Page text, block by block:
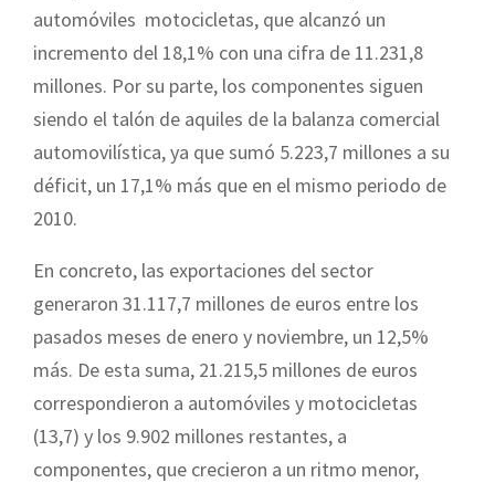
automóviles motocicletas, que alcanzó un
incremento del 18,1% con una cifra de 11.231,8
millones. Por su parte, los componentes siguen
siendo el talón de aquiles de la balanza comercial
automovilística, ya que sumó 5.223,7 millones a su
déficit, un 17,1% más que en el mismo periodo de
2010.
En concreto, las exportaciones del sector
generaron 31.117,7 millones de euros entre los
pasados meses de enero y noviembre, un 12,5%
más. De esta suma, 21.215,5 millones de euros
correspondieron a automóviles y motocicletas
(13,7) y los 9.902 millones restantes, a
componentes, que crecieron a un ritmo menor,